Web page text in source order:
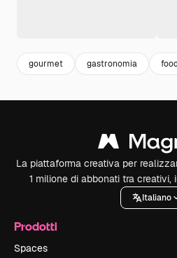
gourmet gastronomia
La piattaforma creativa per
1 milione di abbonati tra creativi,
Italiano
Prodotti
Spaces